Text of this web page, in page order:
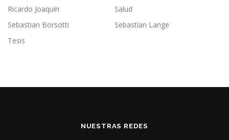
Ricardo Joaquín
Salud
Sebastian Borsotti
Sebastían Lange
Tesis
NUESTRAS REDES